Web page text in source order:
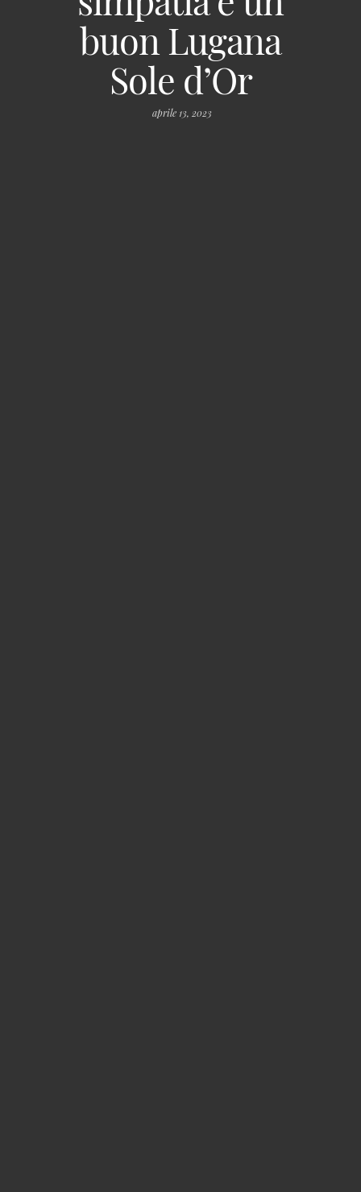
buon Lugana
Sole d’Or
aprile 13, 2023